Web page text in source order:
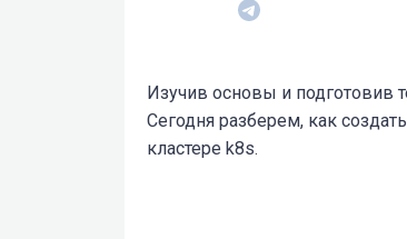
Изучив основы и подготовив
Сегодня разберем, как
кластере k8s.